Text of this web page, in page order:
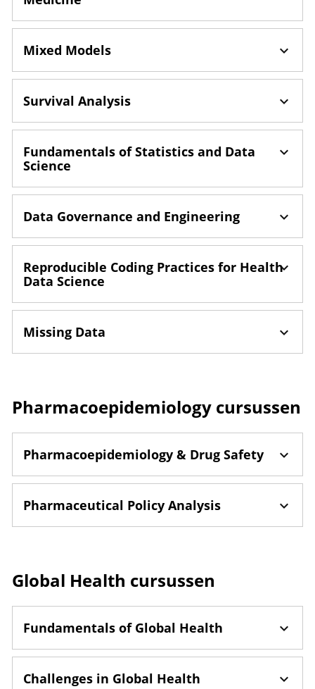
Mixed Models
Survival Analysis
Fundamentals of Statistics and Data
Science
Data Governance and Engineering
Reproducible Coding Practices for Health
Data Science
Missing Data
Pharmacoepidemiology cursussen
Pharmacoepidemiology & Drug Safety
Pharmaceutical Policy Analysis
Global Health cursussen
Fundamentals of Global Health
Challenges in Global Health